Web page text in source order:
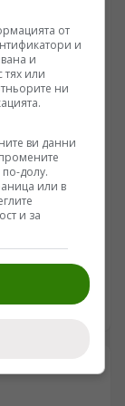
и Саксония-
в
войната
все по-
между
и
от
и
и
тях или
ни
ви данни
по-долу.
или в
и за